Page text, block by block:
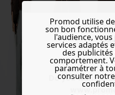
Do you want to
Promod utilise
son bon
l'audience,
services adaptés
des
comportement.
paramétrer à
consulter